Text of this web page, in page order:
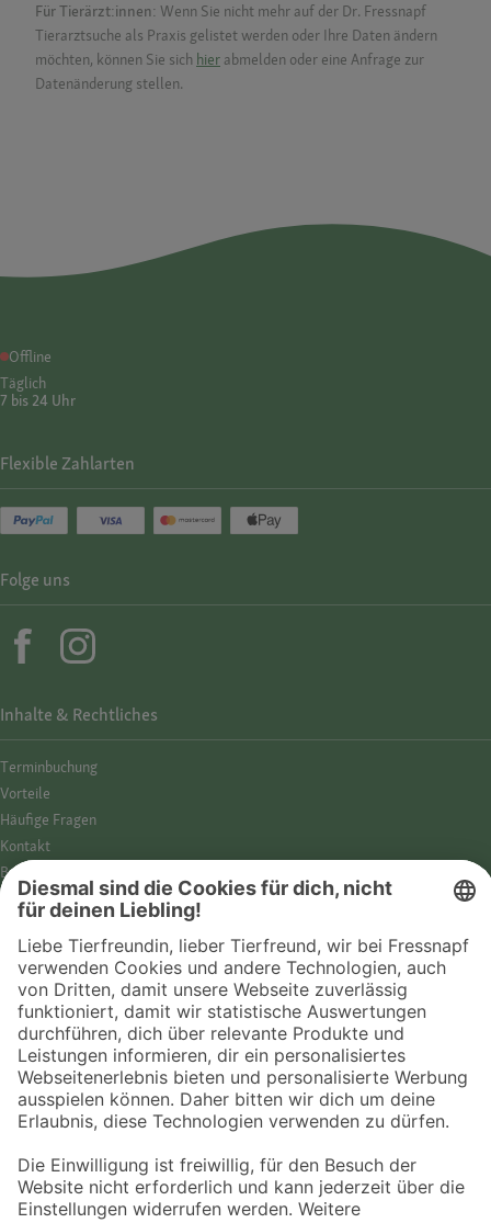
Für Tierärzt:innen: Wenn Sie nicht mehr auf der Dr. Fressnapf
Tierarztsuche als Praxis gelistet werden oder Ihre Daten ändern
möchten, können Sie sich hier abmelden oder eine Anfrage zur
Datenänderung stellen.
Offline
Täglich
7 bis 24 Uhr
© 2026 Fressnapf Tiernahrungs GmbH
Inhalte & Rechtliches
Termin­buchung
Vorteile
Häufige Fragen
Kontakt
Barrierefreiheit
Impressum
Datenschutz­hinweise
Cookies
AGB
Entdecke Fressnapf
Tierversicherung
GPS-Tracker
Fressnapf Salon
Online-Shop
Flexible Zahlarten
Folge uns